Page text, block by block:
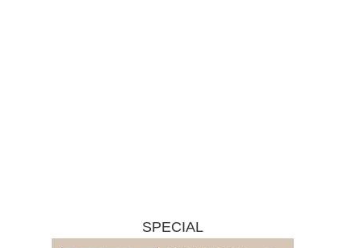
SPECIAL